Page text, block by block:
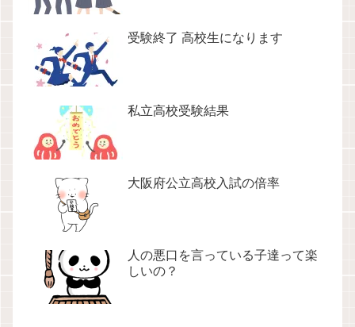
受験終了 高校生になります
私立高校受験結果
大阪府公立高校入試の倍率
人の悪口を言っている子達って楽
しいの？